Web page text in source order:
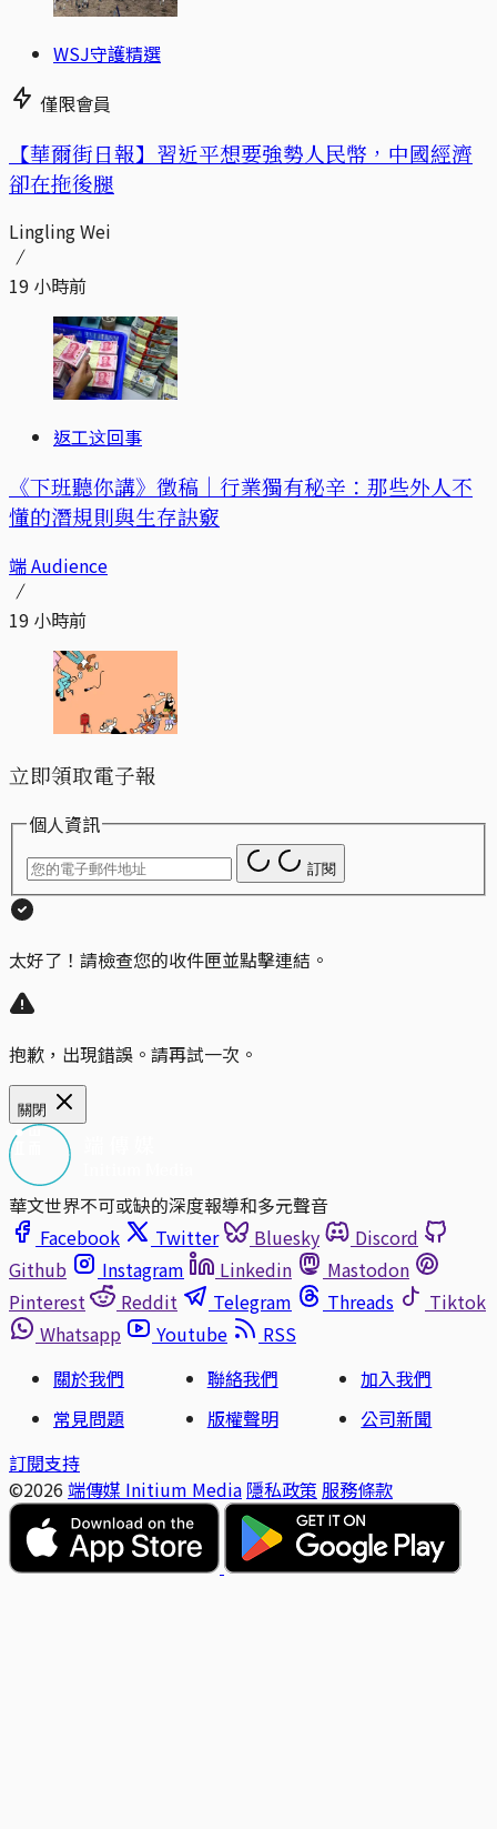
WSJ守護精選
僅限會員
【華爾街日報】習近平想要強勢人民幣，中國經濟
卻在拖後腿
Lingling Wei
19 小時前
返工这回事
《下班聽你講》徵稿｜行業獨有秘辛：那些外人不
懂的潛規則與生存訣竅
端 Audience
19 小時前
立即領取電子報
個人資訊
訂閱
太好了！請檢查您的收件匣並點擊連結。
抱歉，出現錯誤。請再試一次。
關閉
華文世界不可或缺的深度報導和多元聲音
Facebook
Twitter Bluesky
Discord
Github
Instagram Linkedin
Mastodon
Pinterest
Reddit Telegram Threads
Tiktok
Whatsapp
Youtube
RSS
關於我們
聯絡我們
加入我們
常見問題
版權聲明
公司新聞
訂閱支持
©2026 端傳媒 Initium Media 隱私政策 服務條款